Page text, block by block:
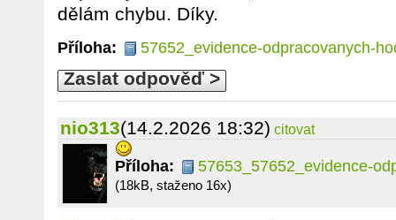
dělám chybu. Díky.
Příloha: 57652_evidence-odpracovanych-
Zaslat odpověď >
nio313(14.2.2026 18:32) citovat
Příloha: 57653_57652_evidence-
(18kB, staženo 16x)